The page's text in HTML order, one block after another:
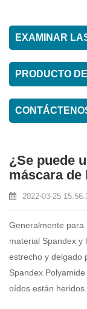
EXAMINAR
PRODUCTO
¿Se puede
máscara de
2022-03-25
Generalmente para
material Spandex y
estrecho y delgado
Spandex
oídos están heridos.